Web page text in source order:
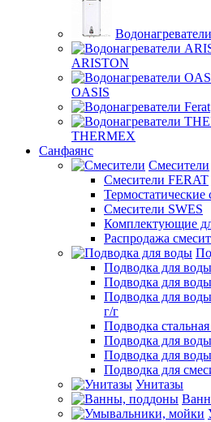
ARISTON
OASIS
THERMEX
Санфаянс
Смесители
Смесители FERAT
Смесители SWES
Комплектующие
Распродажа
Подводка для
Подводка для
Подводка для
г/г
Подводка
Подводка для
Подводка для
Подводка для
Унитазы